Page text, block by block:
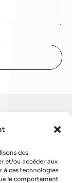
des
et/ou accéder aux
à ces technologies
le comportement